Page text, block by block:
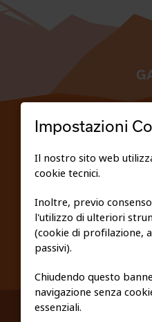
PRIVACY E
Impostazioni
Il nostro sito web
cookie tecnici.
Inoltre, previo
l'utilizzo di ulteriori
(cookie di profilazione,
passivi).
Chiudendo questo
navigazione senza
essenziali.